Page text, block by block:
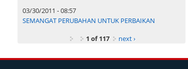
03/30/2011 - 08:57
SEMANGAT PERUBAHAN UNTUK PERBAIKAN
1 of 117
next ›